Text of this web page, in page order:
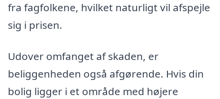
fra fagfolkene, hvilket naturligt vil afspejle
sig i prisen.
Udover omfanget af skaden, er
beliggenheden også afgørende. Hvis din
bolig ligger i et område med højere